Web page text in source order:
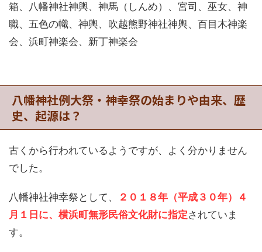
箱、八幡神社神輿、神馬（しんめ）、宮司、巫女、神
職、五色の幟、神輿、吹越熊野神社神輿、百目木神楽
会、浜町神楽会、新丁神楽会
八幡神社例大祭・神幸祭の始まりや由来、歴
史、起源は？
古くから行われているようですが、よく分かりません
でした。
八幡神社神幸祭として、
２０１８年（平成３０年）４
月１日に、横浜町無形民俗文化財に指定されていま
す。